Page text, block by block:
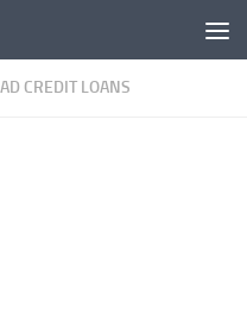
CREDIT LOANS